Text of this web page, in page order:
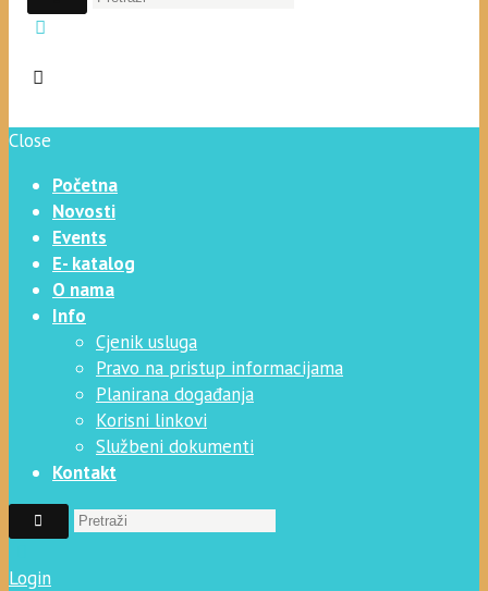
Close
Početna
Novosti
Events
E- katalog
O nama
Info
Cjenik usluga
Pravo na pristup informacijama
Planirana događanja
Korisni linkovi
Službeni dokumenti
Kontakt
Login